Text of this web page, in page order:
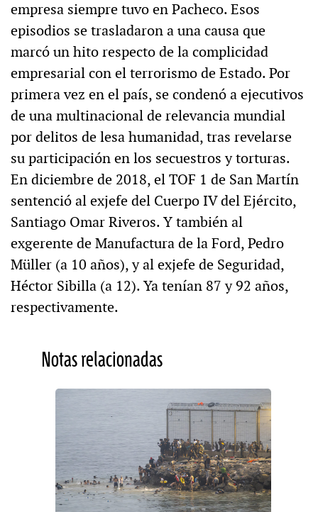
empresa siempre tuvo en Pacheco. Esos
episodios se trasladaron a una causa que
marcó un hito respecto de la complicidad
empresarial con el terrorismo de Estado. Por
primera vez en el país, se condenó a ejecutivos
de una multinacional de relevancia mundial
por delitos de lesa humanidad, tras revelarse
su participación en los secuestros y torturas.
En diciembre de 2018, el TOF 1 de San Martín
sentenció al exjefe del Cuerpo IV del Ejército,
Santiago Omar Riveros. Y también al
exgerente de Manufactura de la Ford, Pedro
Müller (a 10 años), y al exjefe de Seguridad,
Héctor Sibilla (a 12). Ya tenían 87 y 92 años,
respectivamente.
Notas relacionadas